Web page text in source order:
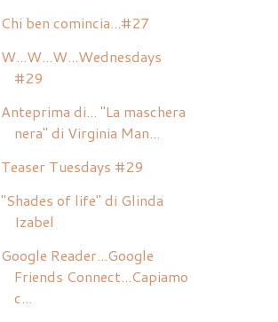
Chi ben comincia...#27
W...W...W...Wednesdays
#29
Anteprima di... "La maschera
nera" di Virginia Man...
Teaser Tuesdays #29
"Shades of life" di Glinda
Izabel
Google Reader...Google
Friends Connect...Capiamo
c...